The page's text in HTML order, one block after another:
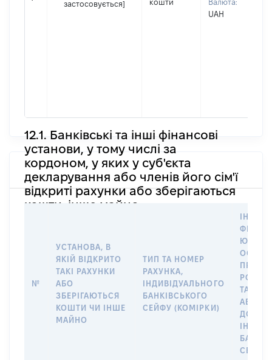
застосовується]
кошти
Валюта:
UAH
12.1. Банківські та інші фінансові
установи, у тому числі за
кордоном, у яких у суб'єкта
декларування або членів його сім'ї
відкриті рахунки або зберігаються
кошти, інше майно
№
УСТАНОВА, В
ЯКІЙ ВІДКРИТО
ТАКІ РАХУНКИ
АБО
ЗБЕРІГАЮТЬСЯ
КОШТИ ЧИ ІНШЕ
МАЙНО
ТИП ТА НОМЕР
РАХУНКА,
ІНДИВІДУАЛЬНОГО
БАНКІВСЬКОГО
СЕЙФУ (КОМІРКИ)
ПРАВО
ТАКИМ
АБО
ДО
СЕЙФУ